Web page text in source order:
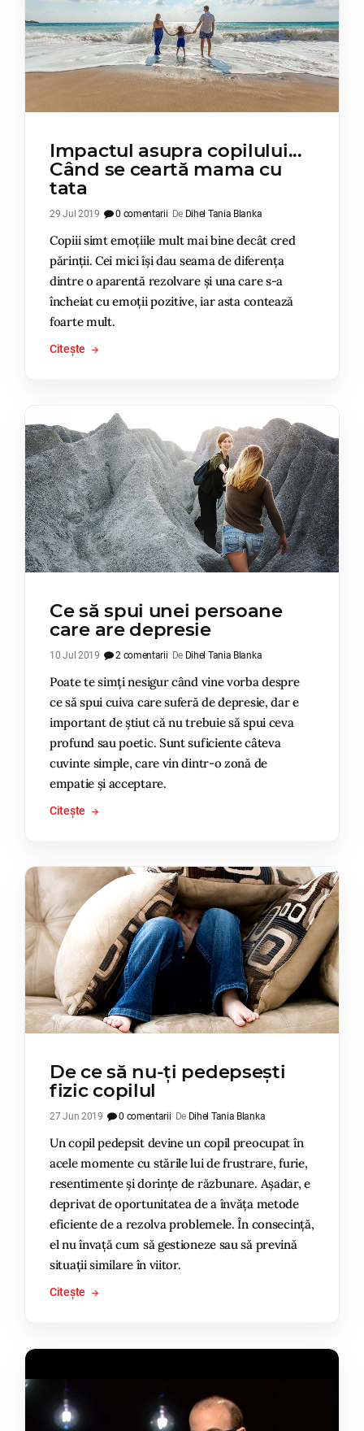
Impactul asupra copilului...
Când se ceartă mama cu
tata
29 Jul 2019 0 comentarii De Dihel Tania Blanka
Copiii simt emoțiile mult mai bine decât cred
părinții. Cei mici își dau seama de diferența
dintre o aparentă rezolvare și una care s-a
încheiat cu emoții pozitive, iar asta contează
foarte mult.
Citește
Ce să spui unei persoane
care are depresie
10 Jul 2019 2 comentarii De Dihel Tania Blanka
Poate te simți nesigur când vine vorba despre
ce să spui cuiva care suferă de depresie, dar e
important de știut că nu trebuie să spui ceva
profund sau poetic. Sunt suficiente câteva
cuvinte simple, care vin dintr-o zonă de
empatie și acceptare.
Citește
De ce să nu-ți pedepsești
fizic copilul
27 Jun 2019 0 comentarii De Dihel Tania Blanka
Un copil pedepsit devine un copil preocupat în
acele momente cu stările lui de frustrare, furie,
resentimente și dorințe de răzbunare. Așadar, e
deprivat de oportunitatea de a învăța metode
eficiente de a rezolva problemele. În consecință,
el nu învață cum să gestioneze sau să prevină
situații similare în viitor.
Citește